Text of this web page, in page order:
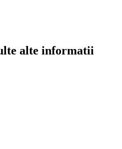
alte informatii